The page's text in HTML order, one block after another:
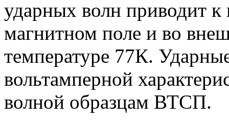
ударных волн приводит
магнитном поле и во
температуре 77К.
вольтамперной
волной образцам ВТСП.